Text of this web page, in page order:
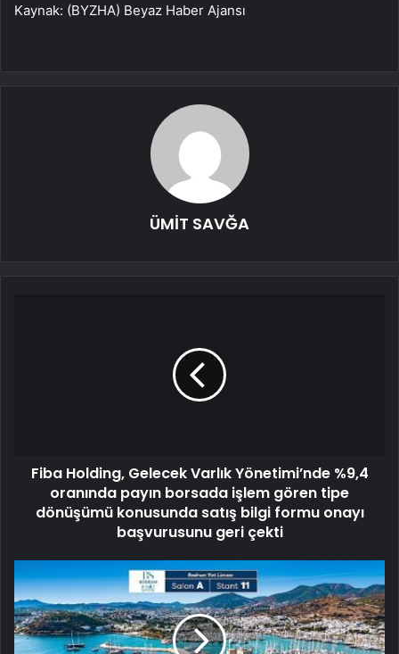
Kaynak: (BYZHA) Beyaz Haber Ajansı
ÜMİT SAVĞA
Fiba Holding, Gelecek Varlık Yönetimi’nde %9,4
oranında payın borsada işlem gören tipe
dönüşümü konusunda satış bilgi formu onayı
başvurusunu geri çekti